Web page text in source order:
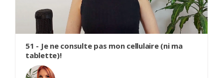
51 - Je ne consulte pas mon cellulaire (ni ma
tablette)!